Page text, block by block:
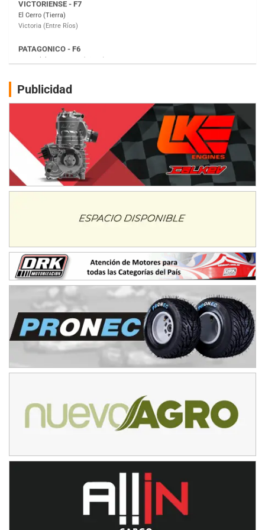
Moto Club Reginense (Tierra)
Gral. E. Godoy (Río Negro)
Juventud Unida (Tierra)
Humboldt (Santa Fe)
Ciudad de Avellaneda (Asfalto)
Avellaneda (Santa Fe)
SUR SANTAFESINO - F4
José Samuel Sánchez (Tierra)
Rufino (Santa Fe)
TUCUMANO - F5
Juan Navarro (Asfalto)
El Timbó (Tucumán)
COBERTURA ESPECIAL DE E-KART.COM.AR
IAME SERIES ARGENTINA 6
Ramiro Tot (Asfalto)
Baradero (Buenos Aires)
Ciudad de Trenque Lauquen (Asfalto)
Trenque Lauquen (Buenos Aires)
ENTRERRIANO - F6 (POSTERGADA)
Parque de la Velocidad (Asfalto)
Victoria (Entre Ríos)
PATAGONICO - F6
Juventud Unida (Tierra)
Publicidad